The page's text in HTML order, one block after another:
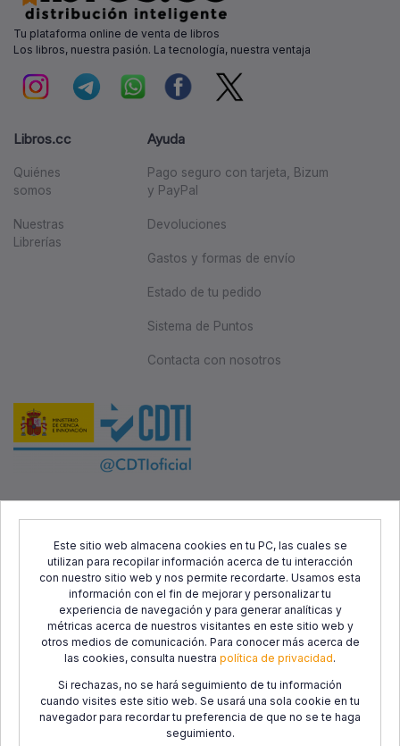
Este sitio web almacena cookies en tu PC, las cuales se
utilizan para recopilar información acerca de tu interacción
con nuestro sitio web y nos permite recordarte. Usamos esta
información con el fin de mejorar y personalizar tu
experiencia de navegación y para generar analíticas y
métricas acerca de nuestros visitantes en este sitio web y
otros medios de comunicación. Para conocer más acerca de
las cookies, consulta nuestra política de privacidad.
Si rechazas, no se hará seguimiento de tu información
cuando visites este sitio web. Se usará una sola cookie en tu
navegador para recordar tu preferencia de que no se te haga
seguimiento.
Tu plataforma online de venta de libros
Los libros, nuestra pasión. La tecnología, nuestra ventaja
Libros.cc
Quiénes
somos
Nuestras
Librerías
Ayuda
Pago seguro con tarjeta, Bizum
y PayPal
Devoluciones
Gastos y formas de envío
Estado de tu pedido
Sistema de Puntos
Contacta con nosotros
Desarrollo Regional (FEDER) y el Centro para el Desarrollo
Tecnológico Industrial (CDTI), con el objetivo de promover el
desarrollo tecnológico, la innovación y una investigación de